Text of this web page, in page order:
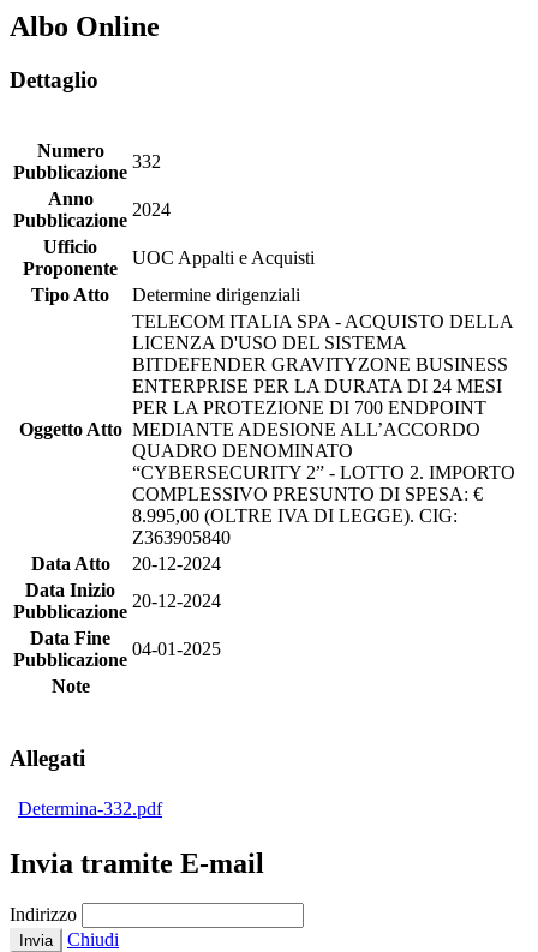
Albo Online
Dettaglio
Numero
Pubblicazione
332
Anno
Pubblicazione
2024
Ufficio
Proponente
UOC Appalti e Acquisti
Tipo Atto
Determine dirigenziali
Oggetto Atto
TELECOM ITALIA SPA - ACQUISTO DELLA
LICENZA D'USO DEL SISTEMA
BITDEFENDER GRAVITYZONE BUSINESS
ENTERPRISE PER LA DURATA DI 24 MESI
PER LA PROTEZIONE DI 700 ENDPOINT
MEDIANTE ADESIONE ALL’ACCORDO
QUADRO DENOMINATO
“CYBERSECURITY 2” - LOTTO 2. IMPORTO
COMPLESSIVO PRESUNTO DI SPESA: €
8.995,00 (OLTRE IVA DI LEGGE). CIG:
Z363905840
Data Atto
20-12-2024
Data Inizio
Pubblicazione
20-12-2024
Data Fine
Pubblicazione
04-01-2025
Note
Allegati
Determina-332.pdf
Invia tramite E-mail
Indirizzo
Invia Chiudi